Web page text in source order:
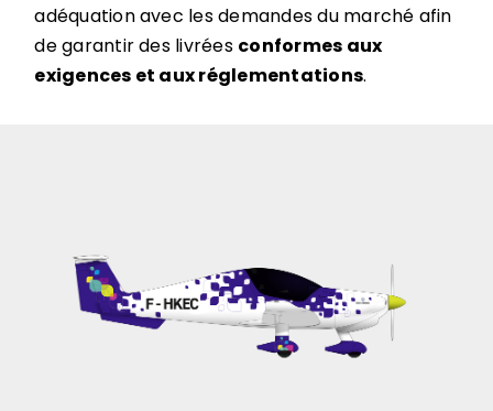
adéquation avec les demandes du marché afin
de garantir des livrées conformes aux
exigences et aux réglementations.